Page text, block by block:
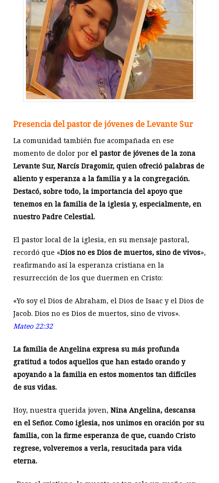
Presencia del pastor de jóvenes de Levante Sur
La comunidad también fue acompañada en ese
momento de dolor por el pastor de jóvenes de la zona
Levante Sur, Narcís Dragomir, quien ofreció palabras de
aliento y esperanza a la familia y a la congregación.
Destacó, sobre todo, la importancia del apoyo que
tenemos en la familia de la iglesia y, especialmente, en
nuestro Padre Celestial.
El pastor local de la iglesia, en su mensaje pastoral,
recordó que «Dios no es Dios de muertos, sino de vivos»,
reafirmando así la esperanza cristiana en la
resurrección de los que duermen en Cristo:
«Yo soy el Dios de Abraham, el Dios de Isaac y el Dios de
Jacob. Dios no es Dios de muertos, sino de vivos».
Mateo 22:32
La familia de Angelina expresa su más profunda
gratitud a todos aquellos que han estado orando y
apoyando a la familia en estos momentos tan difíciles
de sus vidas.
Hoy, nuestra querida joven, Nina Angelina, descansa
en el Señor. Como iglesia, nos unimos en oración por su
familia, con la firme esperanza de que, cuando Cristo
regrese, volveremos a verla, resucitada para vida
eterna.